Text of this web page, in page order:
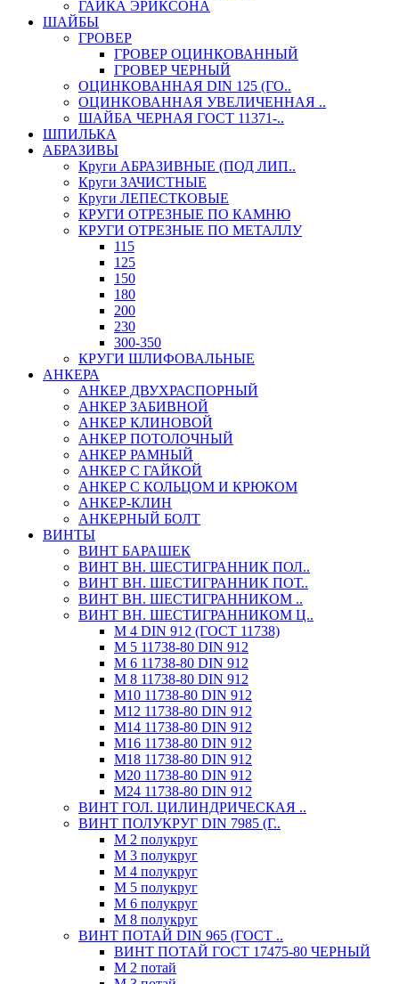
ГАЙКА ЭРИКСОНА
ШАЙБЫ
ГРОВЕР
ГРОВЕР ОЦИНКОВАННЫЙ
ГРОВЕР ЧЕРНЫЙ
ОЦИНКОВАННАЯ DIN 125 (ГО..
ОЦИНКОВАННАЯ УВЕЛИЧЕННАЯ ..
ШАЙБА ЧЕРНАЯ ГОСТ 11371-..
ШПИЛЬКА
АБРАЗИВЫ
Круги АБРАЗИВНЫЕ (ПОД ЛИП..
Круги ЗАЧИСТНЫЕ
Круги ЛЕПЕСТКОВЫЕ
КРУГИ ОТРЕЗНЫЕ ПО КАМНЮ
КРУГИ ОТРЕЗНЫЕ ПО МЕТАЛЛУ
115
125
150
180
200
230
300-350
КРУГИ ШЛИФОВАЛЬНЫЕ
АНКЕРА
АНКЕР ДВУХРАСПОРНЫЙ
АНКЕР ЗАБИВНОЙ
АНКЕР КЛИНОВОЙ
АНКЕР ПОТОЛОЧНЫЙ
АНКЕР РАМНЫЙ
АНКЕР С ГАЙКОЙ
АНКЕР С КОЛЬЦОМ И КРЮКОМ
АНКЕР-КЛИН
АНКЕРНЫЙ БОЛТ
ВИНТЫ
ВИНТ БАРАШЕК
ВИНТ ВН. ШЕСТИГРАННИК ПОЛ..
ВИНТ ВН. ШЕСТИГРАННИК ПОТ..
ВИНТ ВН. ШЕСТИГРАННИКОМ ..
ВИНТ ВН. ШЕСТИГРАННИКОМ Ц..
М 4 DIN 912 (ГОСТ 11738)
М 5 11738-80 DIN 912
М 6 11738-80 DIN 912
М 8 11738-80 DIN 912
М10 11738-80 DIN 912
М12 11738-80 DIN 912
М14 11738-80 DIN 912
М16 11738-80 DIN 912
М18 11738-80 DIN 912
М20 11738-80 DIN 912
М24 11738-80 DIN 912
ВИНТ ГОЛ. ЦИЛИНДРИЧЕСКАЯ ..
ВИНТ ПОЛУКРУГ DIN 7985 (Г..
М 2 полукруг
М 3 полукруг
М 4 полукруг
М 5 полукруг
М 6 полукруг
М 8 полукруг
ВИНТ ПОТАЙ DIN 965 (ГОСТ ..
ВИНТ ПОТАЙ ГОСТ 17475-80 ЧЕРНЫЙ
М 2 потай